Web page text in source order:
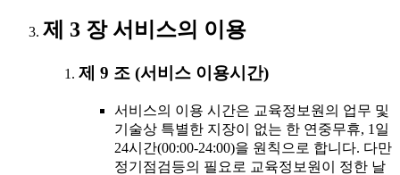
제 3 장 서비스의 이용
제 9 조 (서비스 이용시간)
서비스의 이용 시간은 교육정보원의 업무 및
기술상 특별한 지장이 없는 한 연중무휴, 1일
24시간(00:00-24:00)을 원칙으로 합니다. 다만
정기점검등의 필요로 교육정보원이 정한 날